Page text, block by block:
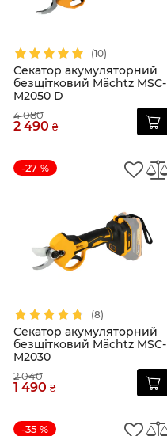
(10)
Секатор акумуляторний
безщітковий Mächtz MSC-
M2050 D
4 080
2 490 ₴
-27 %
(8)
Секатор акумуляторний
безщітковий Mächtz MSC-
M2030
2 040
1 490 ₴
-35 %